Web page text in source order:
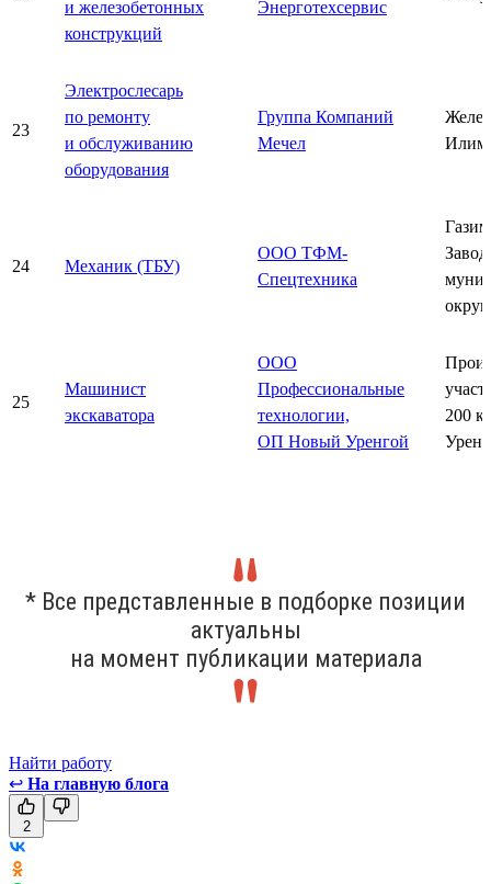
и железобетонных
конструкций
Энерготехсервис
23
Электрослесарь
по ремонту
и обслуживанию
оборудования
Группа Компаний
Мечел
24 Механик (ТБУ)
ООО ТФМ-
Спецтехника
округ
25
Машинист
экскаватора
ООО
Профессиональные
технологии,
ОП Новый Уренгой
200
* Все представленные в подборке позиции
актуальны
на момент публикации материала
Найти работу
↩ На главную блога
2